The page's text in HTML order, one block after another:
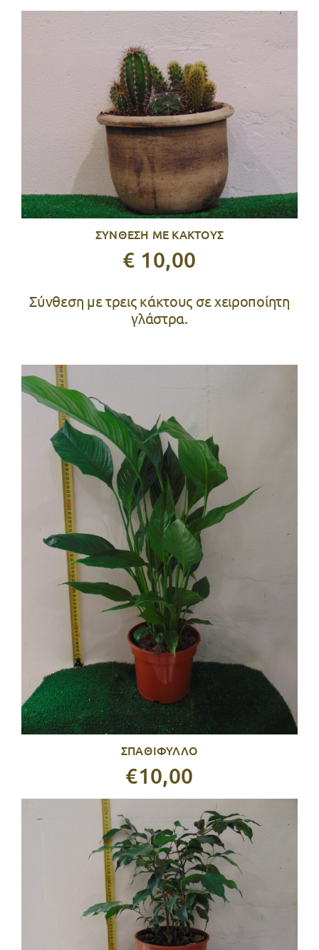
TIPS
ΣΥΝΘΕΣΗ ΜΕ ΚΑΚΤΟΥΣ
€ 10,00
Σύνθεση με τρεις κάκτους σε χειροποίητη
γλάστρα.
ΣΠΑΘΙΦΥΛΛΟ
€10,00